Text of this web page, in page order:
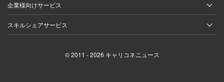
企業様向けサービス
スキルシェアサービス
© 2011 - 2026 キャリコネニュース